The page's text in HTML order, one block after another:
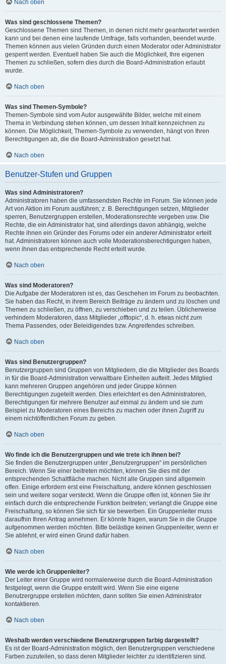
Nach oben
Was sind geschlossene Themen?
Geschlossene Themen sind Themen, in denen nicht mehr geantwortet werden
kann und bei denen eine laufende Umfrage, falls vorhanden, beendet wurde.
Themen können aus vielen Gründen durch einen Moderator oder Administrator
gesperrt werden. Eventuell haben Sie auch die Möglichkeit, Ihre eigenen
Themen zu schließen, sofern dies durch die Board-Administration erlaubt
wurde.
Nach oben
Was sind Themen-Symbole?
Themen-Symbole sind vom Autor ausgewählte Bilder, welche mit einem
Thema in Verbindung stehen können, um dessen Inhalt kennzeichnen zu
können. Die Möglichkeit, Themen-Symbole zu verwenden, hängt von Ihren
Berechtigungen ab, die die Board-Administration gesetzt hat.
Nach oben
Benutzer-Stufen und Gruppen
Was sind Administratoren?
Administratoren haben die umfassendsten Rechte im Forum. Sie können jede
Art von Aktion im Forum ausführen; z. B. Berechtigungen setzen, Mitglieder
sperren, Benutzergruppen erstellen, Moderationsrechte vergeben usw. Die
Rechte, die ein Administrator hat, sind allerdings davon abhängig, welche
Rechte ihnen ein Gründer des Forums oder ein anderer Administrator erteilt
hat. Administratoren können auch volle Moderationsberechtigungen haben,
wenn ihnen das entsprechende Recht erteilt wurde.
Nach oben
Was sind Moderatoren?
Die Aufgabe der Moderatoren ist es, das Geschehen im Forum zu beobachten.
Sie haben das Recht, in ihrem Bereich Beiträge zu ändern und zu löschen und
Themen zu schließen, zu öffnen, zu verschieben und zu teilen. Üblicherweise
verhindern Moderatoren, dass Mitglieder „offtopic“, d. h. etwas nicht zum
Thema Passendes, oder Beleidigendes bzw. Angreifendes schreiben.
Nach oben
Was sind Benutzergruppen?
Benutzergruppen sind Gruppen von Mitgliedern, die die Mitglieder des Boards
in für die Board-Administration verwaltbare Einheiten aufteilt. Jedes Mitglied
kann mehreren Gruppen angehören und jeder Gruppe können
Berechtigungen zugeteilt werden. Dies erleichtert es den Administratoren,
Berechtigungen für mehrere Benutzer auf einmal zu ändern und sie zum
Beispiel zu Moderatoren eines Bereichs zu machen oder ihnen Zugriff zu
einem nichtöffentlichen Forum zu geben.
Nach oben
Wo finde ich die Benutzergruppen und wie trete ich ihnen bei?
Sie finden die Benutzergruppen unter „Benutzergruppen“ im persönlichen
Bereich. Wenn Sie einer beitreten möchten, können Sie dies mit der
entsprechenden Schaltfläche machen. Nicht alle Gruppen sind allgemein
offen. Einige erfordern erst eine Freischaltung, andere können geschlossen
sein und weitere sogar versteckt. Wenn die Gruppe offen ist, können Sie ihr
einfach durch die entsprechende Funktion beitreten; verlangt die Gruppe eine
Freischaltung, so können Sie sich für sie bewerben. Ein Gruppenleiter muss
daraufhin Ihren Antrag annehmen. Er könnte fragen, warum Sie in die Gruppe
aufgenommen werden möchten. Bitte belästige keinen Gruppenleiter, wenn er
Sie ablehnt, er wird einen Grund dafür haben.
Nach oben
Wie werde ich Gruppenleiter?
Der Leiter einer Gruppe wird normalerweise durch die Board-Administration
festgelegt, wenn die Gruppe erstellt wird. Wenn Sie eine eigene
Benutzergruppe erstellen möchten, dann sollten Sie einen Administrator
kontaktieren.
Nach oben
Weshalb werden verschiedene Benutzergruppen farbig dargestellt?
Es ist der Board-Administration möglich, den Benutzergruppen verschiedene
Farben zuzuteilen, so dass deren Mitglieder leichter zu identifizieren sind.